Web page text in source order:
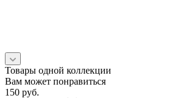
Товары одной коллекции
Вам может понравиться
150 руб.